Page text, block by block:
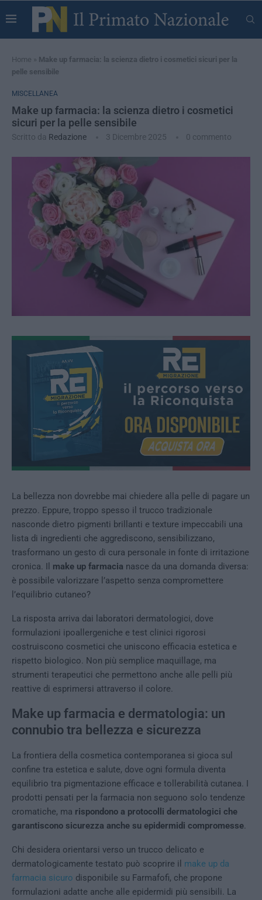
Home » Make up farmacia: la scienza dietro i cosmetici sicuri per la
pelle sensibile
MISCELLANEA
Make up farmacia: la scienza dietro i cosmetici
sicuri per la pelle sensibile
Scritto da Redazione 3 Dicembre 2025 0 commento
La bellezza non dovrebbe mai chiedere alla pelle di pagare un
prezzo. Eppure, troppo spesso il trucco tradizionale
nasconde dietro pigmenti brillanti e texture impeccabili una
lista di ingredienti che aggrediscono, sensibilizzano,
trasformano un gesto di cura personale in fonte di irritazione
cronica. Il make up farmacia nasce da una domanda diversa:
è possibile valorizzare l’aspetto senza compromettere
l’equilibrio cutaneo?
La risposta arriva dai laboratori dermatologici, dove
formulazioni ipoallergeniche e test clinici rigorosi
costruiscono cosmetici che uniscono efficacia estetica e
rispetto biologico. Non più semplice maquillage, ma
strumenti terapeutici che permettono anche alle pelli più
reattive di esprimersi attraverso il colore.
Make up farmacia e dermatologia: un
connubio tra bellezza e sicurezza
La frontiera della cosmetica contemporanea si gioca sul
confine tra estetica e salute, dove ogni formula diventa
equilibrio tra pigmentazione efficace e tollerabilità cutanea. I
prodotti pensati per la farmacia non seguono solo tendenze
cromatiche, ma rispondono a protocolli dermatologici che
garantiscono sicurezza anche su epidermidi compromesse.
Chi desidera orientarsi verso un trucco delicato e
dermatologicamente testato può scoprire il make up da
farmacia sicuro disponibile su Farmafofi, che propone
formulazioni adatte anche alle epidermidi più sensibili. La